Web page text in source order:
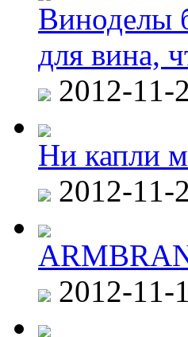
Виноделы
для вина,
2012-11-
Ни капли
2012-11-
2012-11-